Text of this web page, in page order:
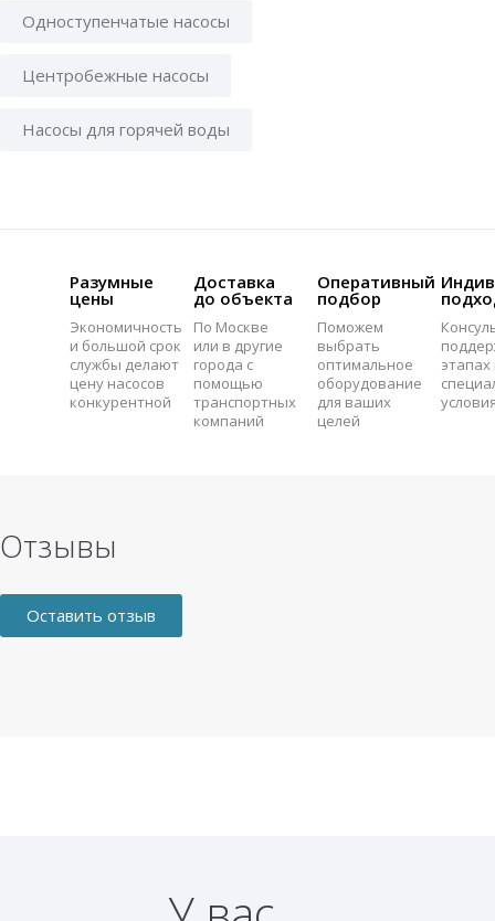
Одноступенчатые насосы
Центробежные насосы
Насосы для горячей воды
Разумные
цены
Экономичность
и большой срок
службы делают
цену насосов
конкурентной
Доставка
до объекта
По Москве
или в другие
города с
помощью
транспортных
компаний
Оперативный
подбор
Поможем
выбрать
оптимальное
оборудование
для ваших
целей
этапах
Отзывы
Оставить отзыв